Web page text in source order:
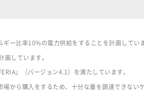
ー比率10%の電力供給をすることを計画してい
画しています。
」（バージョン4.1）を満たしています。
から購入をするため、十分な量を調達できない